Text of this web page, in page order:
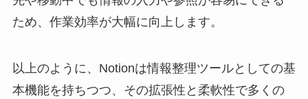
ため、作業効率が大幅に向上します。
以上のように、Notionは情報整理ツールとしての基
本機能を持ちつつ、その拡張性と柔軟性で多くの